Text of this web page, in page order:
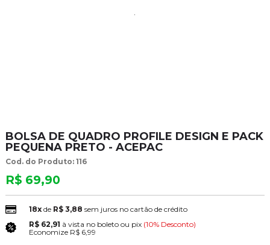
BOLSA DE QUADRO PROFILE DESIGN E PACK
PEQUENA PRETO - ACEPAC
Cod. do Produto: 116
R$ 69,90
18xde R$ 3,88 sem juros no cartão de crédito
R$ 62,91 à vista no boleto ou pix (10% Desconto)
Economize R$ 6,99